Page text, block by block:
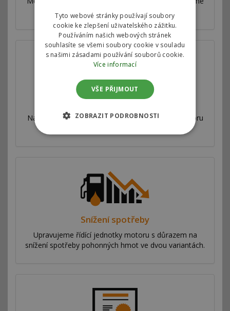
ve spolupráci s jednotlivými automobilkami.
Zvýšení výkonu
Nabízíme softwarovou úpravu řídící jednotky motoru
Snížení spotřeby
Upravujeme řídící jednotky motoru s důrazem na
snížení spotřeby pohonných hmot ve dvou variantách.
Tyto webové stránky používají soubory
cookie ke zlepšení uživatelského zážitku.
Používáním našich webových stránek
souhlasíte se všemi soubory cookie v souladu
s našimi zásadami používání souborů cookie.
Více informací
VŠE PŘIJMOUT
ZOBRAZIT PODROBNOSTI